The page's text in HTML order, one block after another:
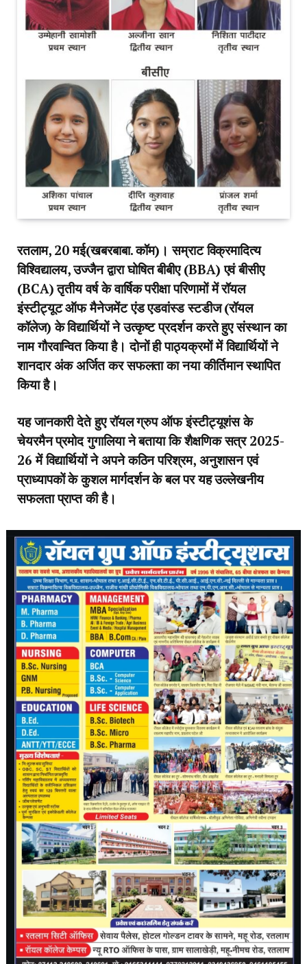
रतलाम, 20 मई(खबरबाबा. कॉम)। सम्राट विक्रमादित्य
विश्विद्यालय, उज्जैन द्वारा घोषित बीबीए (BBA) एवं बीसीए
(BCA) तृतीय वर्ष के वार्षिक परीक्षा परिणामों में रॉयल
इंस्टीट्यूट ऑफ मैनेजमेंट एंड एडवांस्ड स्टडीज (रॉयल
कॉलेज) के विद्यार्थियों ने उत्कृष्ट प्रदर्शन करते हुए संस्थान का
नाम गौरवान्वित किया है। दोनों ही पाठ्यक्रमों में विद्यार्थियों ने
शानदार अंक अर्जित कर सफलता का नया कीर्तिमान स्थापित
किया है।
यह जानकारी देते हुए रॉयल ग्रुप ऑफ इंस्टीट्यूशंस के
चेयरमैन प्रमोद गुगालिया ने बताया कि शैक्षणिक सत्र 2025-
26 में विद्यार्थियों ने अपने कठिन परिश्रम, अनुशासन एवं
प्राध्यापकों के कुशल मार्गदर्शन के बल पर यह उल्लेखनीय
सफलता प्राप्त की है।